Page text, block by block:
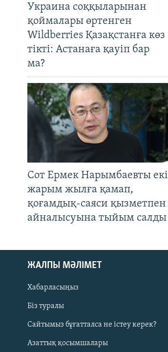
Русский
ЖАЗЫЛЫҢЫЗ
Украина соққыларынан
қоймалары өртенген
Wildberries Қазақстанға көз
тікті: Астанаға қауіп бар
ма?
Сот Ермек Нарымбаевты екі
жарым жылға қамап,
қоғамдық-саяси қызметпен
айналысуына тыйым салды
ЖАЛПЫ МӘЛІМЕТ
Хабарласыңыз
Біз туралы
Сайтымыз бұғатталса не істеу керек?
Азаттық қосымшалары